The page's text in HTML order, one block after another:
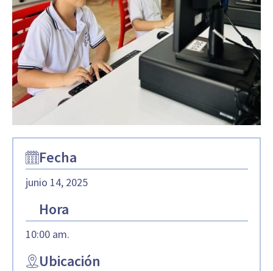
Fecha
junio 14, 2025
Hora
10:00 am.
Ubicación